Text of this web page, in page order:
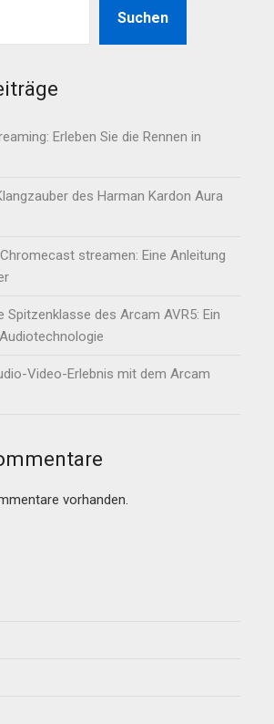
Suchen
Erleben Sie die Rennen in
des Harman Kardon Aura
streamen: Eine Anleitung
Spitzenklasse des Arcam AVR5: Ein
Video-Erlebnis mit dem Arcam
vorhanden.